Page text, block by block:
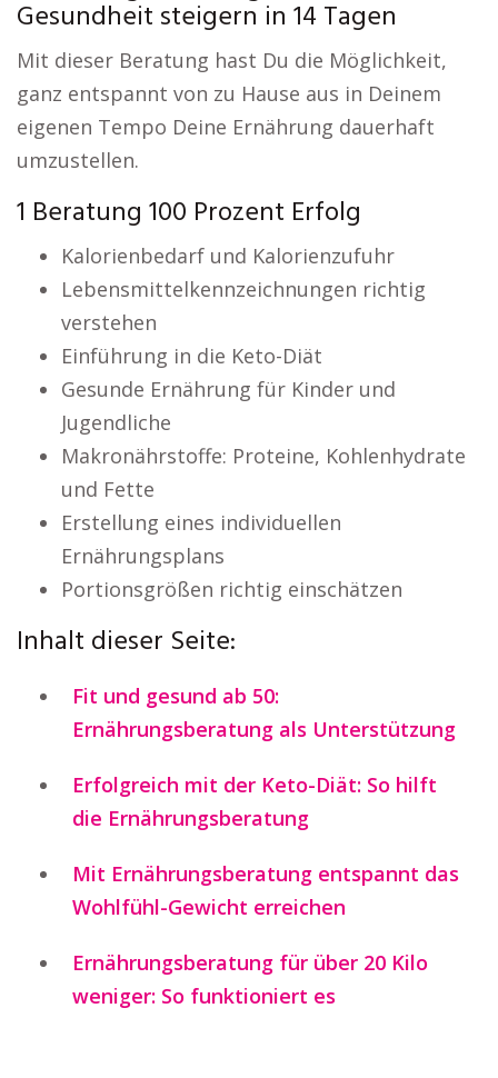
Gesundheit steigern in 14 Tagen
Mit dieser Beratung hast Du die Möglichkeit,
ganz entspannt von zu Hause aus in Deinem
eigenen Tempo Deine Ernährung dauerhaft
umzustellen.
1 Beratung 100 Prozent Erfolg
Kalorienbedarf und Kalorienzufuhr
Lebensmittelkennzeichnungen richtig
verstehen
Einführung in die Keto-Diät
Gesunde Ernährung für Kinder und
Jugendliche
Makronährstoffe: Proteine, Kohlenhydrate
und Fette
Erstellung eines individuellen
Ernährungsplans
Portionsgrößen richtig einschätzen
Inhalt dieser Seite:
Fit und gesund ab 50:
Ernährungsberatung als Unterstützung
Erfolgreich mit der Keto-Diät: So hilft
die Ernährungsberatung
Mit Ernährungsberatung entspannt das
Wohlfühl-Gewicht erreichen
Ernährungsberatung für über 20 Kilo
weniger: So funktioniert es